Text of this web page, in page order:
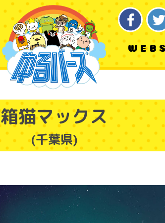
箱猫マックス
(千葉県)